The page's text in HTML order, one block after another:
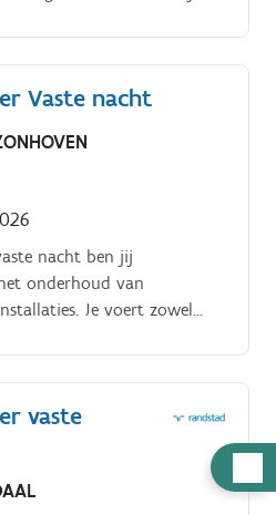
takenpakket:.
Vaste nacht
nacht ben jij
onderhoud van
Je voert zowel
vaste